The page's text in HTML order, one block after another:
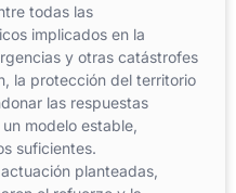
todas las
implicados en la
y otras catástrofes
la protección del territorio
las respuestas
modelo estable,
suficientes.
planteadas,